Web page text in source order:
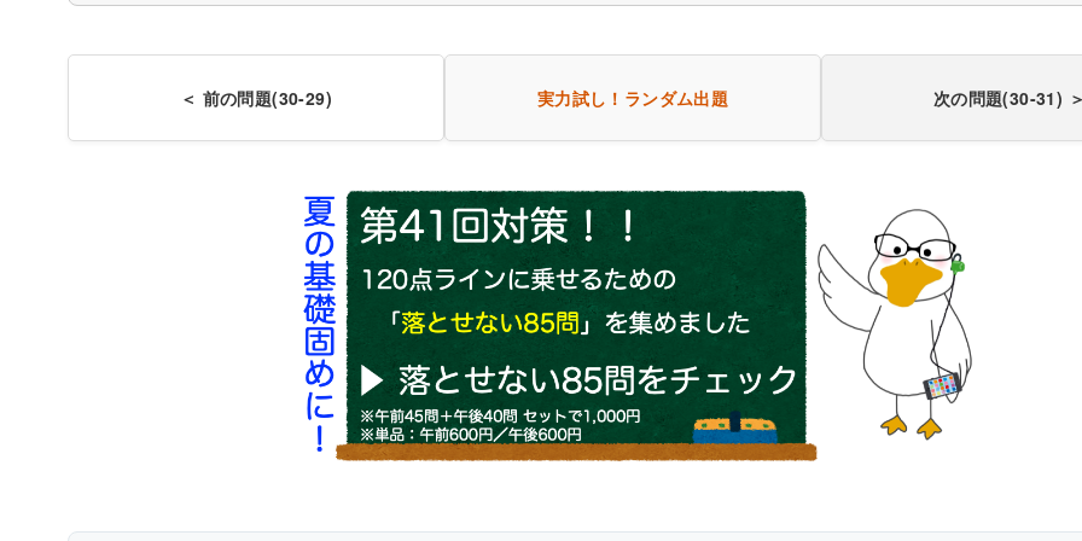
人体の構造と機能及び疾病の成り立ち
解説付き60問を見る（PDF・500円）
＜ 前の問題(30-29) 実力試し！ ランダム出題 次の問題(30-31)